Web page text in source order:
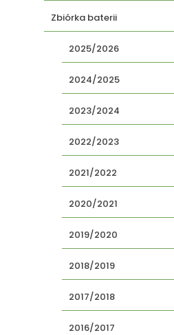
Zbiórka baterii
2025/2026
2024/2025
2023/2024
2022/2023
2021/2022
2020/2021
2019/2020
2018/2019
2017/2018
2016/2017